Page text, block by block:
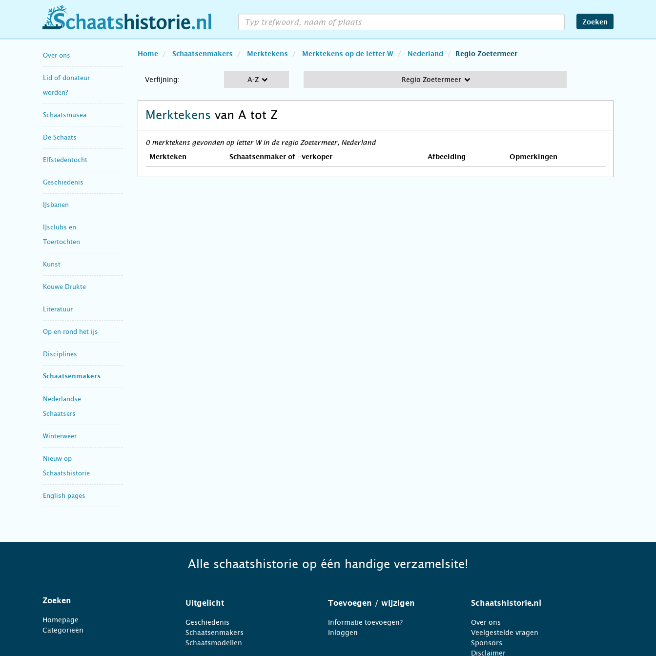
schaatshistorie.nl Zoeken
Over ons
Lid of donateur
worden?
Schaatsmusea
De Schaats
Elfstedentocht
Geschiedenis
IJsbanen
IJsclubs en
Toertochten
Kunst
Kouwe Drukte
Literatuur
Op en rond het ijs
Disciplines
Schaatsenmakers
Nederlandse
Schaatsers
Winterweer
Nieuw op
Schaatshistorie
English pages
Home Schaatsenmakers Merktekens Merktekens op de letter W Nederland Regio Zoetermeer
Verfijning: A-Z Regio Zoetermeer
Merktekens van A tot Z
0 merktekens gevonden op letter W in de regio Zoetermeer, Nederland
Merkteken Schaatsenmaker of -verkoper Afbeelding Opmerkingen
Alle schaatshistorie op één handige verzamelsite!
Zoeken
Homepage
Categorieën
Uitgelicht
Geschiedenis
Schaatsenmakers
Schaatsmodellen
Toevoegen / wijzigen
Informatie toevoegen?
Inloggen
Schaatshistorie.nl
Over ons
Veelgestelde vragen
Sponsors
Disclaimer